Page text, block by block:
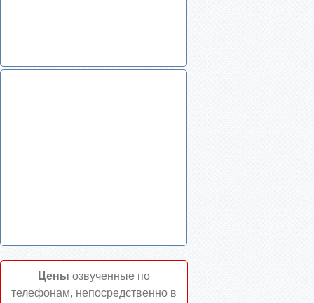
Цены озвученные по
телефонам, непосредственно в